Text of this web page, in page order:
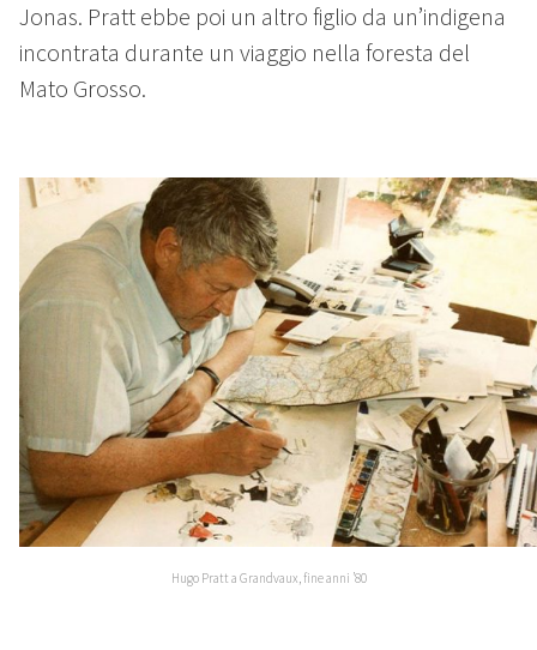
Jonas. Pratt ebbe poi un altro figlio da un’indigena
incontrata durante un viaggio nella foresta del
Mato Grosso.
Hugo Pratt a Grandvaux, fine anni ’80